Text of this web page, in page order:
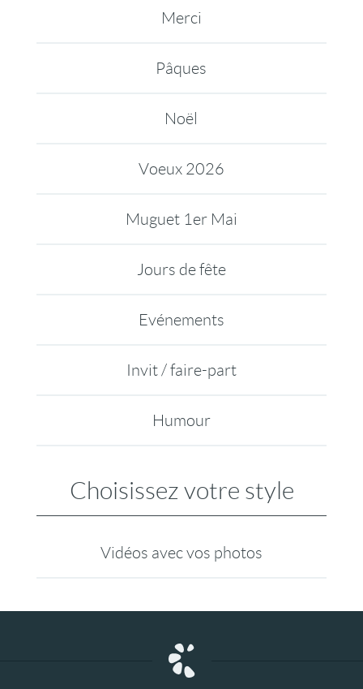
Merci
Pâques
Noël
Voeux 2026
Muguet 1er Mai
Jours de fête
Evénements
Invit / faire-part
Humour
Choisissez votre style
Vidéos avec vos photos